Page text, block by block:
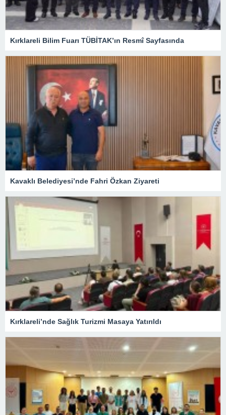
Kırklareli Bilim Fuarı TÜBİTAK’ın Resmî Sayfasında
Kavaklı Belediyesi’nde Fahri Özkan Ziyareti
Kırklareli’nde Sağlık Turizmi Masaya Yatırıldı